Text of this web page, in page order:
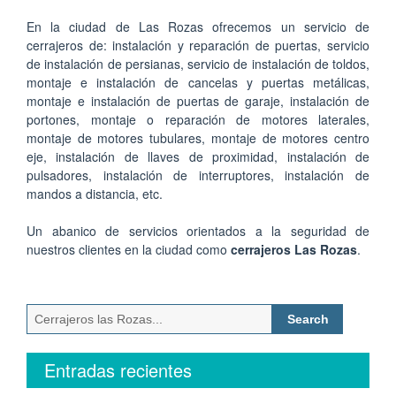
En la ciudad de Las Rozas ofrecemos un servicio de
cerrajeros de: instalación y reparación de puertas, servicio
de instalación de persianas, servicio de instalación de toldos,
montaje e instalación de cancelas y puertas metálicas,
montaje e instalación de puertas de garaje, instalación de
portones, montaje o reparación de motores laterales,
montaje de motores tubulares, montaje de motores centro
eje, instalación de llaves de proximidad, instalación de
pulsadores, instalación de interruptores, instalación de
mandos a distancia, etc.
Un abanico de servicios orientados a la seguridad de
nuestros clientes en la ciudad como cerrajeros Las Rozas.
Search
for:
Entradas recientes